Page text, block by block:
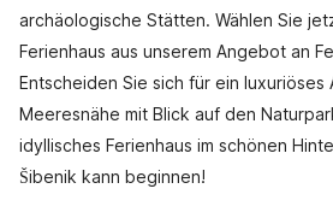
archäologische Stätten. Wählen Sie
Ferienhaus aus unserem Angebot an
Entscheiden Sie sich für ein luxuriöses
Meeresnähe mit Blick auf den
idyllisches Ferienhaus im schönen
Šibenik kann beginnen!